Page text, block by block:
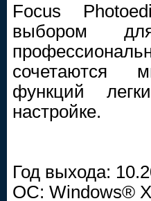
Focus
выбором
сочетаются
функций
настройке.
Год выхода:
ОС: Windows®